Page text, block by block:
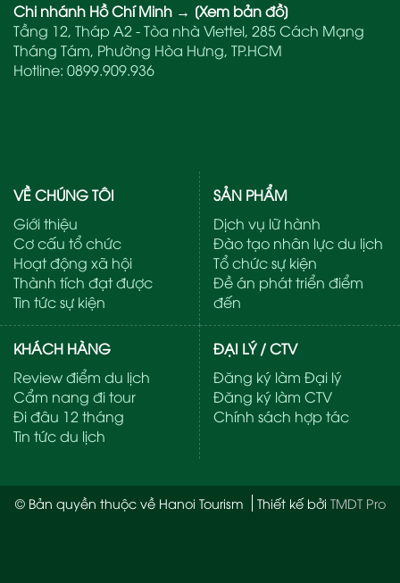
Chi nhánh Hồ Chí Minh → [Xem bản đồ]
Tầng 12, Tháp A2 - Tòa nhà Viettel, 285 Cách Mạng
Tháng Tám, Phường Hòa Hưng, TP.HCM
Hotline: 0899.909.936
VỀ CHÚNG TÔI
Giới thiệu
Cơ cấu tổ chức
Hoạt động xã hội
Thành tích đạt được
Tin tức sự kiện
SẢN PHẨM
Dịch vụ lữ hành
Đào tạo nhân lực du lịch
Tổ chức sự kiện
Đề án phát triển điểm
đến
KHÁCH HÀNG
Review điểm du lịch
Cẩm nang đi tour
Đi đâu 12 tháng
Tin tức du lịch
ĐẠI LÝ / CTV
Đăng ký làm Đại lý
Đăng ký làm CTV
Chính sách hợp tác
© Bản quyền thuộc về Hanoi Tourism Thiết kế bởi TMDT Pro